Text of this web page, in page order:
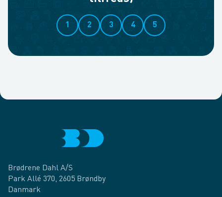
1 2 3 4 5
Brødrene Dahl A/S
Park Allé 370, 2605 Brøndby
Danmark